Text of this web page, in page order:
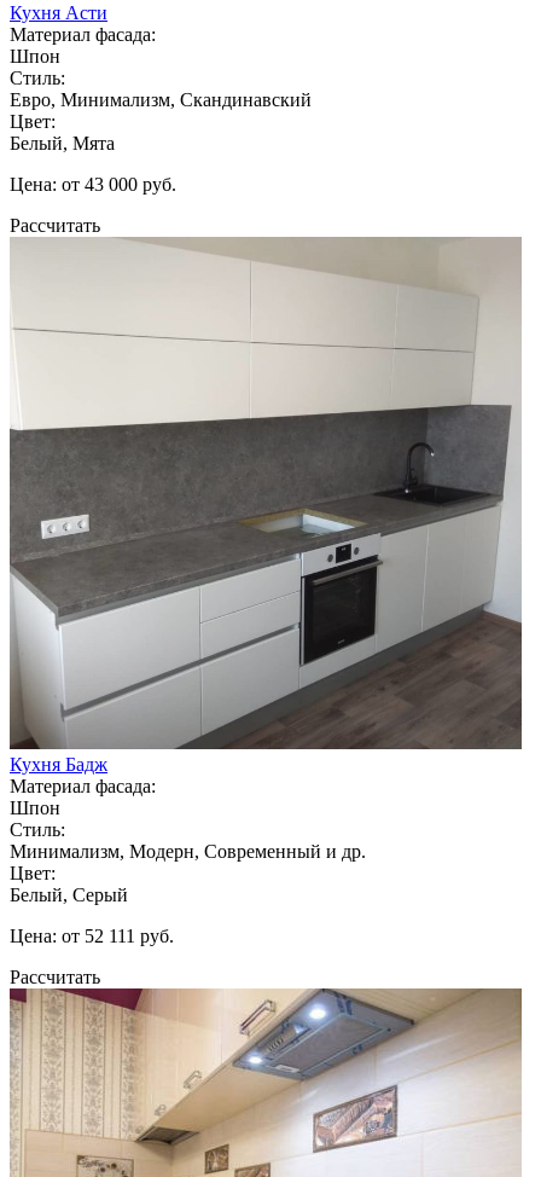
Кухня Асти
Материал фасада:
Шпон
Стиль:
Евро, Минимализм, Скандинавский
Цвет:
Белый, Мята
Цена: от 43 000 руб.
Рассчитать
Кухня Бадж
Материал фасада:
Шпон
Стиль:
Минимализм, Модерн, Современный и др.
Цвет:
Белый, Серый
Цена: от 52 111 руб.
Рассчитать